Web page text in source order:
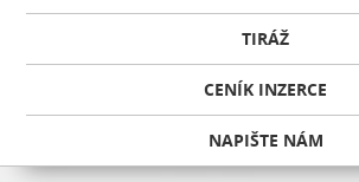
TIRÁŽ
CENÍK INZERCE
NAPIŠTE NÁM